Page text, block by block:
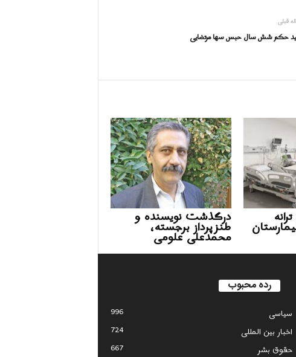
قبلی
حکم شش سال حبس سها مرتضایی
درگذشت نویسنده و
طنزپرداز برجسته،
محمدعلی علومی
رده محبوب
سياسى
996
اخبار بین المللی
724
حقوق بشر
667